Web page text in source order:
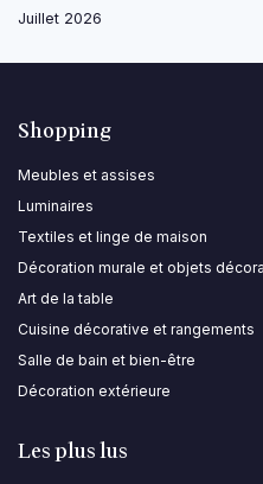
Juillet 2026
Shopping
Meubles et assises
Luminaires
Textiles et linge de maison
Décoration murale et objets
Art de la table
Cuisine décorative et rangements
Salle de bain et bien-être
Décoration extérieure
Les plus lus